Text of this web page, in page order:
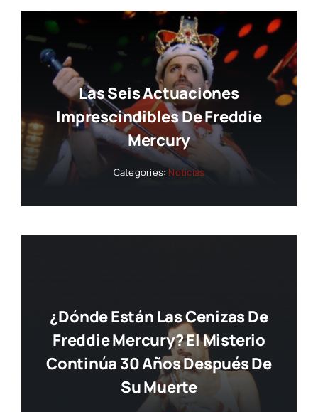
Las Seis Actuaciones
Imprescindibles De Freddie
Mercury
Categories: Noticias
¿Dónde Están Las Cenizas De
Freddie Mercury? El Misterio
Continúa 30 Años Después De
Su Muerte